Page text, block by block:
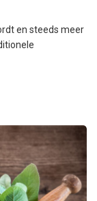
en steeds meer